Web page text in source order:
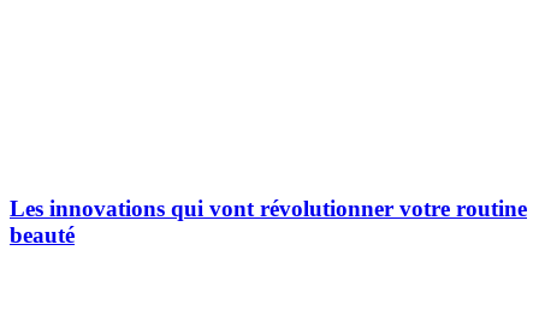
Les innovations qui vont révolutionner votre routine
beauté